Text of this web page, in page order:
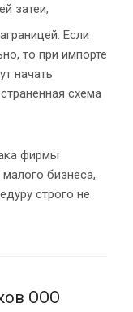
затеи;
Если
то при импорте
начать
схема
фирмы
бизнеса,
строго не
ООО